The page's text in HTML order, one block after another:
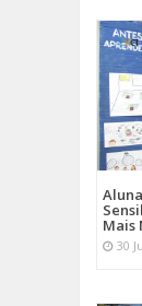
Mais
30